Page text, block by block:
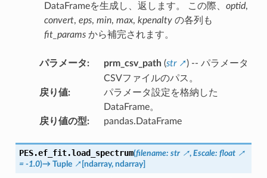
DataFrameを生成し、返します。 この際、 optid,
convert, eps, min, max, kpenaltyの各列も
fit_paramsから補完されます。
パラメータ: prm_csv_path(str
) -- パラメータ
CSVファイルのパス。
戻り値:
パラメータ設定を格納した
DataFrame。
戻り値の型: pandas.DataFrame
PES.ef_fit.load_spectrum(filename: str , Escale: float
= -1.0)→ Tuple [ndarray, ndarray]